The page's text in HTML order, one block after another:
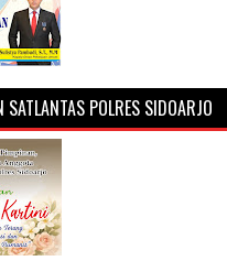
SATLANTAS POLRES SIDOARJO